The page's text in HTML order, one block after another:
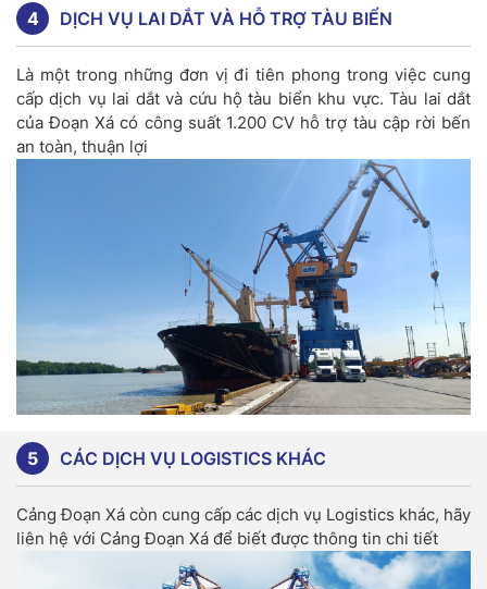
4 DỊCH VỤ LAI DẮT VÀ HỖ TRỢ TÀU BIỂN
Là một trong những đơn vị đi tiên phong trong việc cung
cấp dịch vụ lai dắt và cứu hộ tàu biển khu vực. Tàu lai dắt
của Đoạn Xá có công suất 1.200 CV hỗ trợ tàu cập rời bến
an toàn, thuận lợi
5 CÁC DỊCH VỤ LOGISTICS KHÁC
Cảng Đoạn Xá còn cung cấp các dịch vụ Logistics khác, hãy
liên hệ với Cảng Đoạn Xá để biết được thông tin chi tiết